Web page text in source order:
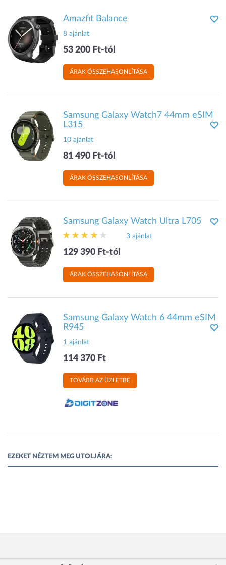
Amazfit Balance
8 ajánlat
53 200 Ft-tól
ÁRAK ÖSSZEHASONLÍTÁSA
Samsung Galaxy Watch7 44mm eSIM
L315
10 ajánlat
81 490 Ft-tól
ÁRAK ÖSSZEHASONLÍTÁSA
Samsung Galaxy Watch Ultra L705
3 ajánlat
129 390 Ft-tól
ÁRAK ÖSSZEHASONLÍTÁSA
Samsung Galaxy Watch 6 44mm eSIM
R945
1 ajánlat
114 370 Ft
TOVÁBB AZ ÜZLETBE
EZEKET NÉZTEM MEG UTOLJÁRA: